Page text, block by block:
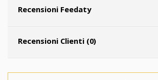
Recensioni Feedaty
Recensioni Clienti (0)